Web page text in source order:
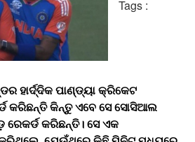
Tags :
ହାର୍ଦ୍ଦିକ ପାଣ୍ଡ୍ୟା କ୍ରିକେଟ
କରିଛନ୍ତି କିନ୍ତୁ ଏବେ ସେ ସୋସିଆଲ
କରିଛନ୍ତି। ସେ ଏକ